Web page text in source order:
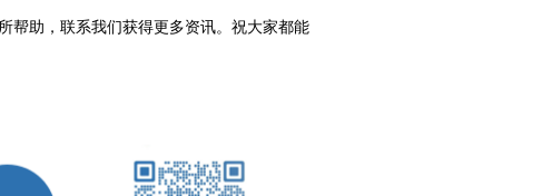
助，联系我们获得更多资讯。祝大家都能